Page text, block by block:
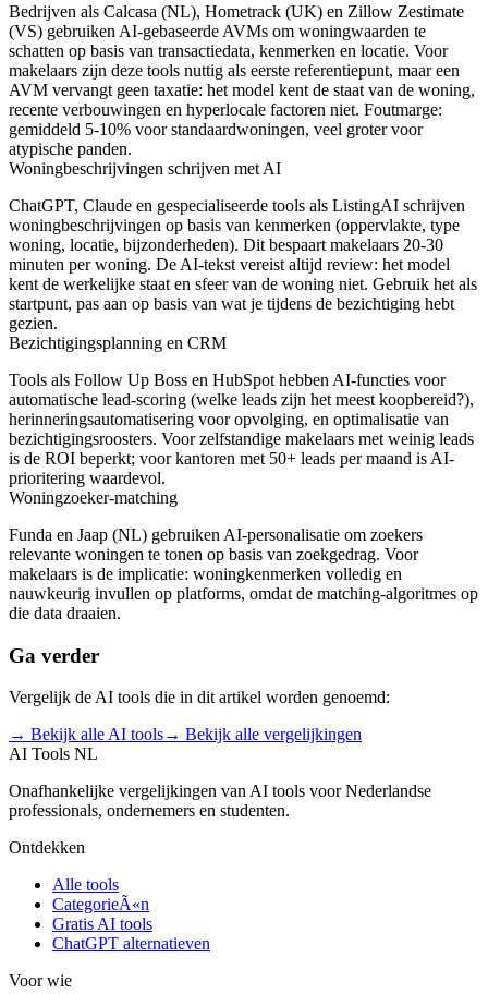
Bedrijven als Calcasa (NL), Hometrack (UK) en Zillow Zestimate
(VS) gebruiken AI-gebaseerde AVMs om woningwaarden te
schatten op basis van transactiedata, kenmerken en locatie. Voor
makelaars zijn deze tools nuttig als eerste referentiepunt, maar een
AVM vervangt geen taxatie: het model kent de staat van de woning,
recente verbouwingen en hyperlocale factoren niet. Foutmarge:
gemiddeld 5-10% voor standaardwoningen, veel groter voor
atypische panden.
Woningbeschrijvingen schrijven met AI
ChatGPT, Claude en gespecialiseerde tools als ListingAI schrijven
woningbeschrijvingen op basis van kenmerken (oppervlakte, type
woning, locatie, bijzonderheden). Dit bespaart makelaars 20-30
minuten per woning. De AI-tekst vereist altijd review: het model
kent de werkelijke staat en sfeer van de woning niet. Gebruik het als
startpunt, pas aan op basis van wat je tijdens de bezichtiging hebt
gezien.
Bezichtigingsplanning en CRM
Tools als Follow Up Boss en HubSpot hebben AI-functies voor
automatische lead-scoring (welke leads zijn het meest koopbereid?),
herinneringsautomatisering voor opvolging, en optimalisatie van
bezichtigingsroosters. Voor zelfstandige makelaars met weinig leads
is de ROI beperkt; voor kantoren met 50+ leads per maand is AI-
prioritering waardevol.
Woningzoeker-matching
Funda en Jaap (NL) gebruiken AI-personalisatie om zoekers
relevante woningen te tonen op basis van zoekgedrag. Voor
makelaars is de implicatie: woningkenmerken volledig en
nauwkeurig invullen op platforms, omdat de matching-algoritmes op
die data draaien.
Ga verder
Vergelijk de AI tools die in dit artikel worden genoemd:
→ Bekijk alle AI tools→ Bekijk alle vergelijkingen
AI Tools NL
Onafhankelijke vergelijkingen van AI tools voor Nederlandse
professionals, ondernemers en studenten.
Ontdekken
Alle tools
CategorieÃ«n
Gratis AI tools
ChatGPT alternatieven
Voor wie